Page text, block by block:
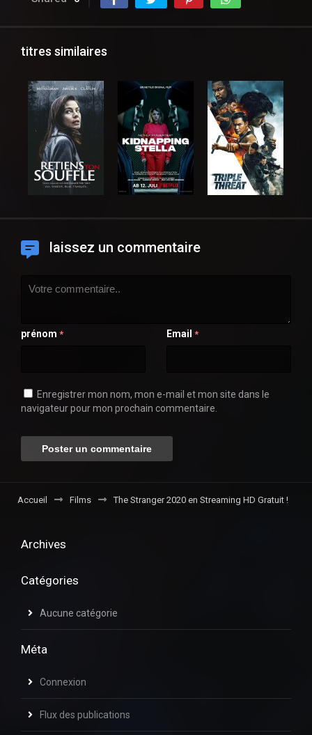
titres similaires
laissez un commentaire
prénom * Email *
Enregistrer mon nom, mon e-mail et mon site dans le
navigateur pour mon prochain commentaire.
Accueil Films The Stranger 2020 en Streaming HD Gratuit !
Archives
Catégories
Aucune catégorie
Méta
Connexion
Flux des publications